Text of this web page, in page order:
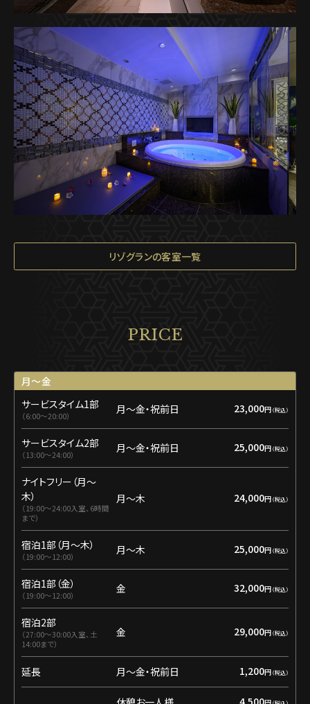
リゾグランの客室一覧
PRICE
月〜金
サービスタイム1部
6:00〜20:00
月〜金・祝前日 23,000円
サービスタイム2部
13:00〜24:00
月〜金・祝前日 25,000円
ナイトフリー（月〜
木）
19:00〜24:00入室、6時間
まで
月〜木 24,000円
宿泊1部（月〜木）
19:00〜12:00
月〜木 25,000円
宿泊1部（金）
19:00〜12:00
金 32,000円
宿泊2部
27:00～30:00入室、土
14:00まで
金 29,000円
延長 月〜金・祝前日 1,200円